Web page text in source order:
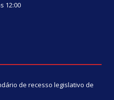
12:00
de recesso legislativo de